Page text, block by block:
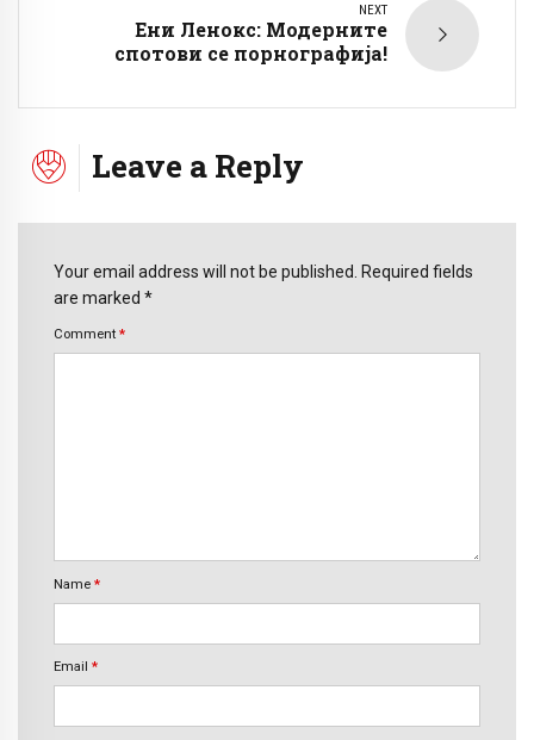
NEXT
Ени Ленокс: Модерните
спотови се порнографија!
Leave a Reply
Your email address will not be published. Required fields
are marked *
Comment *
Name *
Email *